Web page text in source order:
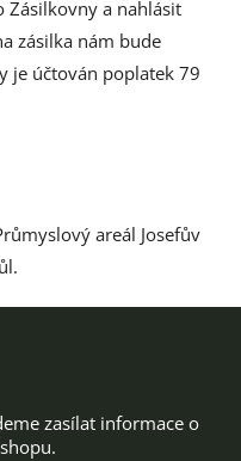
a nahlásit
zásilka nám bude
je účtován poplatek 79
areál Josefův
zasílat informace o